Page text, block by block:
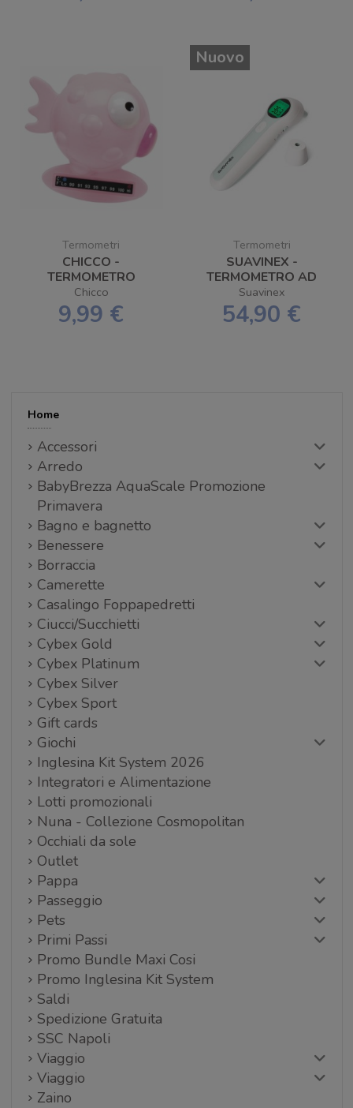
Termometri
CHICCO -
TERMOMETRO
BAGNO PESCE
PALLA
Chicco
9,99 €
Nuovo
Termometri
SUAVINEX -
TERMOMETRO AD
INFRAROSSI SENZA
CONTATTO
Suavinex
54,90 €
Home
Accessori
Arredo
BabyBrezza AquaScale Promozione
Primavera
Bagno e bagnetto
Benessere
Borraccia
Camerette
Casalingo Foppapedretti
Ciucci/Succhietti
Cybex Gold
Cybex Platinum
Cybex Silver
Cybex Sport
Gift cards
Giochi
Inglesina Kit System 2026
Integratori e Alimentazione
Lotti promozionali
Nuna - Collezione Cosmopolitan
Occhiali da sole
Outlet
Pappa
Passeggio
Pets
Primi Passi
Promo Bundle Maxi Cosi
Promo Inglesina Kit System
Saldi
Spedizione Gratuita
SSC Napoli
Viaggio
Viaggio
Zaino